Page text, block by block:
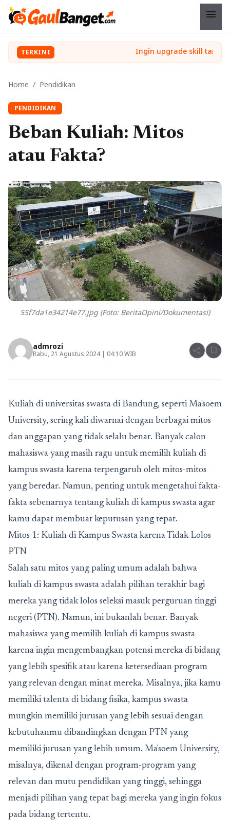
menu
TERKINI
Home / Pendidikan
PENDIDIKAN
Beban Kuliah: Mitos
atau Fakta?
55f7da1e34214e77.jpg (Foto: BeritaOpini/Dokumentasi)
admrozi
Rabu, 21 Agustus 2024 | 04:10 WIB share bookmark
Kuliah di universitas swasta di Bandung, seperti Ma'soem
University, sering kali diwarnai dengan berbagai mitos
dan anggapan yang tidak selalu benar. Banyak calon
mahasiswa yang masih ragu untuk memilih kuliah di
kampus swasta karena terpengaruh oleh mitos-mitos
yang beredar. Namun, penting untuk mengetahui fakta-
fakta sebenarnya tentang kuliah di kampus swasta agar
kamu dapat membuat keputusan yang tepat.
Mitos 1: Kuliah di Kampus Swasta karena Tidak Lolos
PTN
Salah satu mitos yang paling umum adalah bahwa
kuliah di kampus swasta adalah pilihan terakhir bagi
mereka yang tidak lolos seleksi masuk perguruan tinggi
negeri (PTN). Namun, ini bukanlah benar. Banyak
mahasiswa yang memilih kuliah di kampus swasta
karena ingin mengembangkan potensi mereka di bidang
yang lebih spesifik atau karena ketersediaan program
yang relevan dengan minat mereka. Misalnya, jika kamu
memiliki talenta di bidang fisika, kampus swasta
mungkin memiliki jurusan yang lebih sesuai dengan
kebutuhanmu dibandingkan dengan PTN yang
memiliki jurusan yang lebih umum. Ma'soem University,
misalnya, dikenal dengan program-program yang
relevan dan mutu pendidikan yang tinggi, sehingga
menjadi pilihan yang tepat bagi mereka yang ingin fokus
pada bidang tertentu.